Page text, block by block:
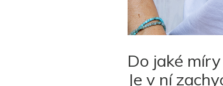
Do jaké
Je v ní